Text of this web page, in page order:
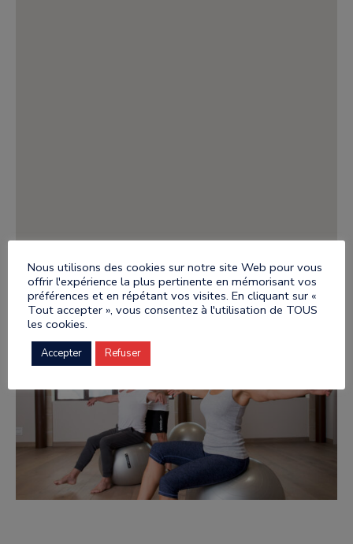
Nous utilisons des cookies sur notre site Web pour vous
offrir l'expérience la plus pertinente en mémorisant vos
préférences et en répétant vos visites. En cliquant sur «
Tout accepter », vous consentez à l'utilisation de TOUS
les cookies.
Accepter Refuser